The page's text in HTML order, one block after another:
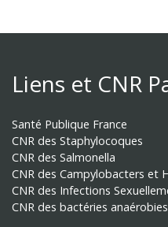
Liens et CNR
Santé Publique France
CNR des Staphylocoques
CNR des Salmonella
CNR des Campylobacters et
CNR des Infections
CNR des bactéries